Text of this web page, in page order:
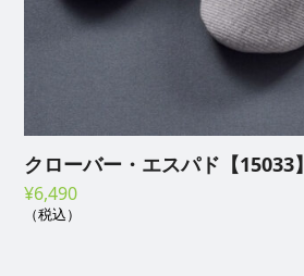
クローバー・エスパド【15033】
¥6,490
（税込）